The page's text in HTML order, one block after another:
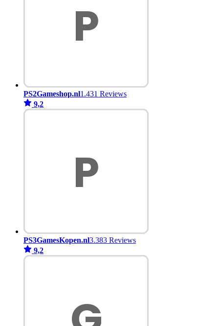
PS2Gameshop.nl1.431 Reviews
9,2
PS3GamesKopen.nl3.383 Reviews
9,2